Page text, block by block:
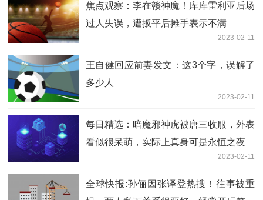
焦点观察：李在赣神魔！库库雷利亚后场
过人失误，遭扳平后摊手表示不满
2023-02-11
王自健回应前妻发文：这3个字，误解了
多少人
2023-02-11
每日精选：暗魔邪神虎被唐三收服，外表
看似很呆萌，实际上真身可是永恒之夜
2023-02-11
全球快报:孙俪因张译登热搜！往事被重